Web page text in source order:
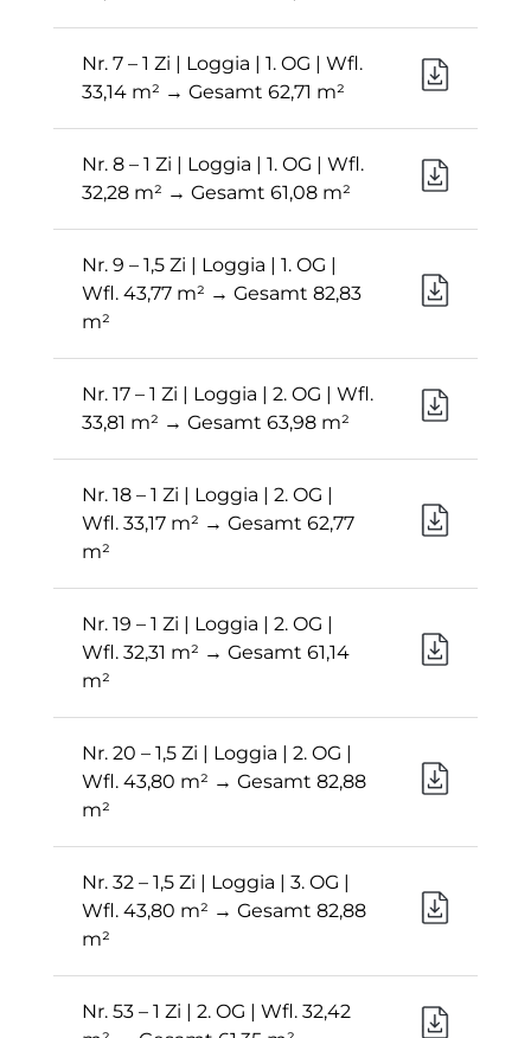
Nr. 7 – 1 Zi | Loggia | 1. OG | Wfl.
33,14 m² → Gesamt 62,71 m²
Nr. 8 – 1 Zi | Loggia | 1. OG | Wfl.
32,28 m² → Gesamt 61,08 m²
Nr. 9 – 1,5 Zi | Loggia | 1. OG |
Wfl. 43,77 m² → Gesamt 82,83
m²
Nr. 17 – 1 Zi | Loggia | 2. OG | Wfl.
33,81 m² → Gesamt 63,98 m²
Nr. 18 – 1 Zi | Loggia | 2. OG |
Wfl. 33,17 m² → Gesamt 62,77
m²
Nr. 19 – 1 Zi | Loggia | 2. OG |
Wfl. 32,31 m² → Gesamt 61,14
m²
Nr. 20 – 1,5 Zi | Loggia | 2. OG |
Wfl. 43,80 m² → Gesamt 82,88
m²
Nr. 32 – 1,5 Zi | Loggia | 3. OG |
Wfl. 43,80 m² → Gesamt 82,88
m²
Nr. 53 – 1 Zi | 2. OG | Wfl. 32,42